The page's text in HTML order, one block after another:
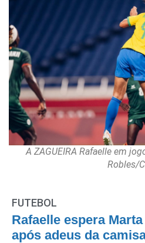
A ZAGUEIRA Rafaelle em
Robles/
FUTEBOL
Rafaelle espera
após adeus da